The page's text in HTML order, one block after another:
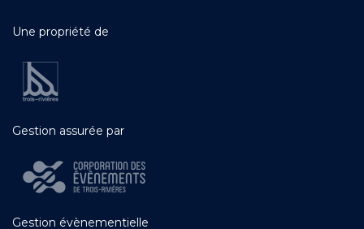
Une propriété de
Gestion assurée par
Gestion évènementielle